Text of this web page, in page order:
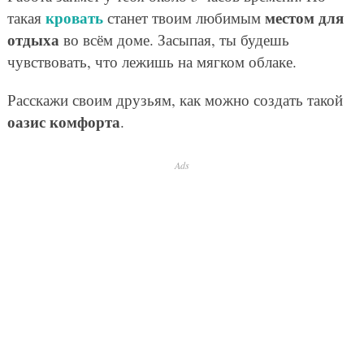
такая кроватьстанет твоим любимым местом для
отдыхаво всём доме. Засыпая, ты будешь
чувствовать, что лежишь на мягком облаке.
Расскажи своим друзьям, как можно создать такой
оазис комфорта.
Ads